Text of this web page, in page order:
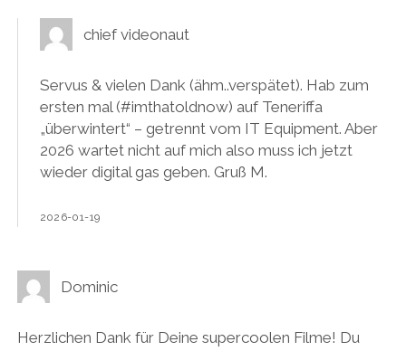
chief videonaut
Servus & vielen Dank (ähm..verspätet). Hab zum
ersten mal (#imthatoldnow) auf Teneriffa
„überwintert“ – getrennt vom IT Equipment. Aber
2026 wartet nicht auf mich also muss ich jetzt
wieder digital gas geben. Gruß M.
2026-01-19
Dominic
Herzlichen Dank für Deine supercoolen Filme! Du